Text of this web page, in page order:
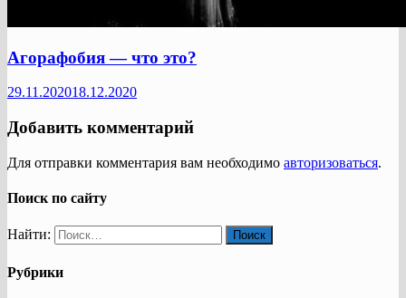
Агорафобия — что это?
29.11.202018.12.2020
Добавить комментарий
Для отправки комментария вам необходимо авторизоваться.
Поиск по сайту
Найти:
Рубрики